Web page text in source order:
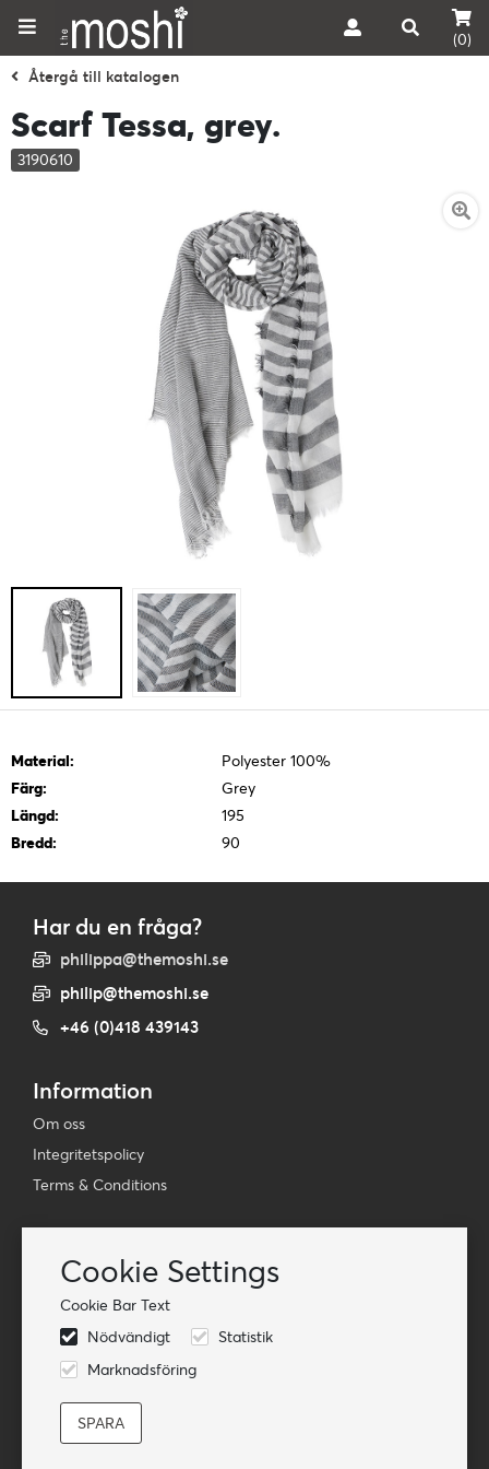
Cookie Settings
Cookie Bar Text
Nödvändigt
Statistik
Marknadsföring
(0)
Återgå till katalogen
Scarf Tessa, grey.
3190610
Material:
Polyester 100%
Färg:
Grey
Längd:
195
Bredd:
90
Har du en fråga?
philippa@themoshi.se
philip@themoshi.se
+46 (0)418 439143
Information
Om oss
Integritetspolicy
Terms & Conditions
Prenumerera på vår e-postlista
Följ oss